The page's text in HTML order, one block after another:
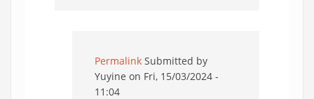
Permalink Submitted by
Yuyine on Fri, 15/03/2024 -
11:04